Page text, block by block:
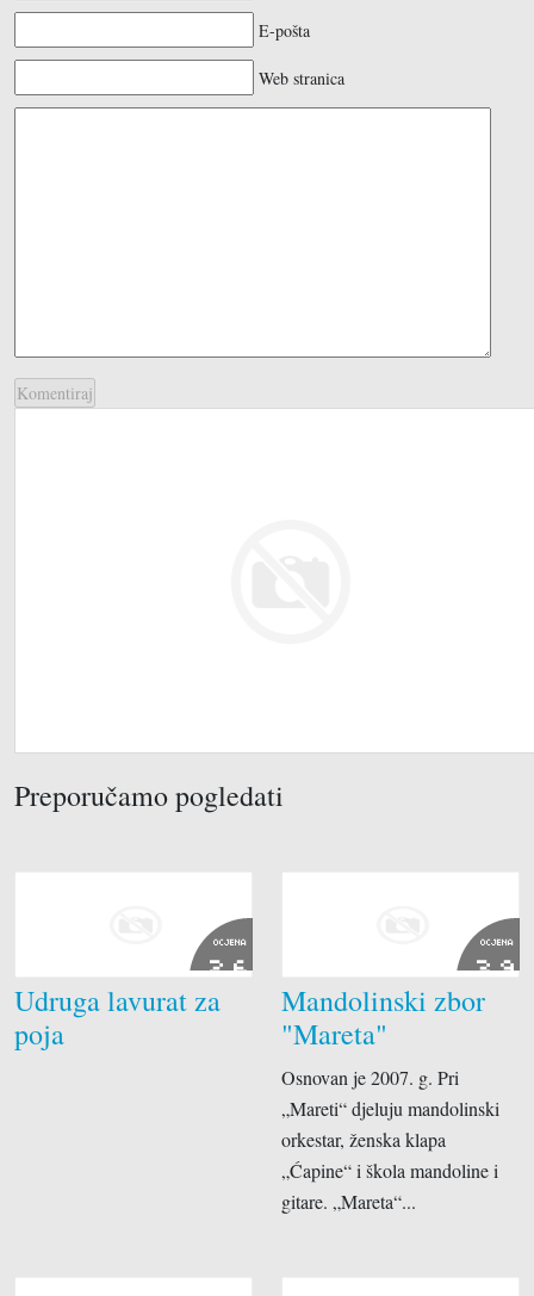
E-pošta
Web stranica
Preporučamo pogledati
OCJENA
2.6
Udruga lavurat za
poja
OCJENA
3.9
Mandolinski zbor
"Mareta"
Osnovan je 2007. g. Pri
„Mareti“ djeluju mandolinski
orkestar, ženska klapa
„Ćapine“ i škola mandoline i
gitare. „Mareta“...